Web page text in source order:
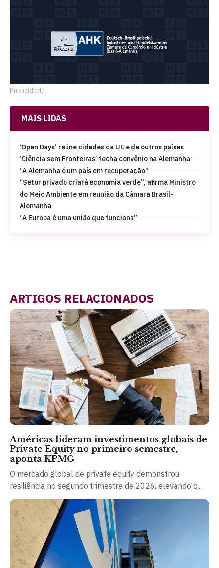
Publicidade
MAIS LIDAS
‘Open Days’ reúne cidades da UE e de outros países
‘Ciência sem Fronteiras’ fecha convênio na Alemanha
“A Alemanha é um país em recuperação”
“Setor privado criará economia verde”, afirma Ministro
do Meio Ambiente em reunião da Câmara Brasil-
Alemanha
“A Europa é uma união que funciona”
ARTIGOS RELACIONADOS
Américas lideram investimentos globais de
Private Equity no primeiro semestre,
aponta KPMG
O mercado global de private equity demonstrou
resiliência no segundo trimestre de 2026, elevando o...